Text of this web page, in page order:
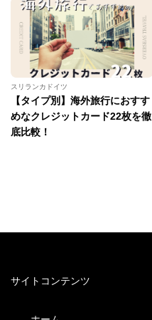
スリランカドイツ
【タイプ別】海外旅行におすす
めなクレジットカード22枚を徹
底比較！
サイトコンテンツ